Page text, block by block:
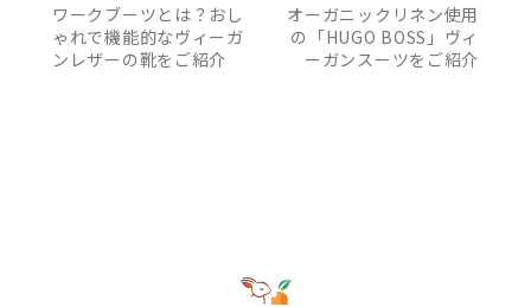
ワークブーツとは？おし
ゃれで機能的なヴィーガ
ンレザーの靴をご紹介
オーガニックリネン使用
の「HUGO BOSS」ヴィ
ーガンスーツをご紹介